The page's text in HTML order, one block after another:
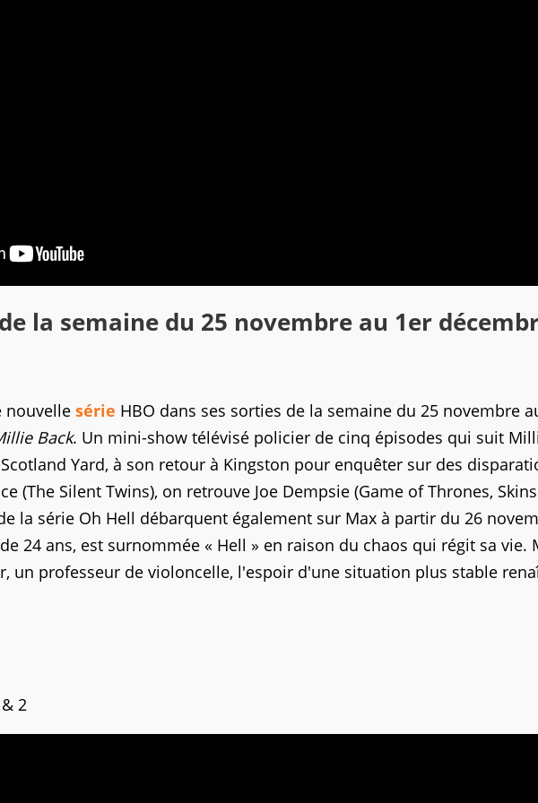
la semaine du 25 novembre au 1er
nouvelle série HBO dans ses sorties de la semaine du 25 novembre
Back. Un mini-show télévisé policier de cinq épisodes qui suit
Yard, à son retour à Kingston pour enquêter sur des
(The Silent Twins), on retrouve Joe Dempsie (Game of Thrones,
la série Oh Hell débarquent également sur Max à partir du 26
24 ans, est surnommée « Hell » en raison du chaos qui régit sa vie.
un professeur de violoncelle, l'espoir d'une situation plus stable
2